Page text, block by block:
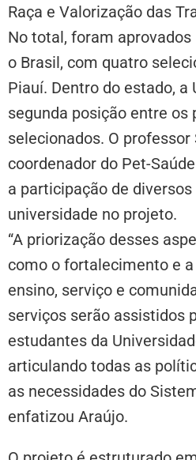
Raça e Valorização das
No total, foram
o Brasil, com quatro
Piauí. Dentro do estado, a
segunda posição entre os
selecionados. O professor
coordenador do Pet-
a participação de diversos
universidade no projeto.
“A priorização desses
como o fortalecimento e
ensino, serviço e
serviços serão assistidos
estudantes da
articulando todas as
as necessidades do
enfatizou Araújo.